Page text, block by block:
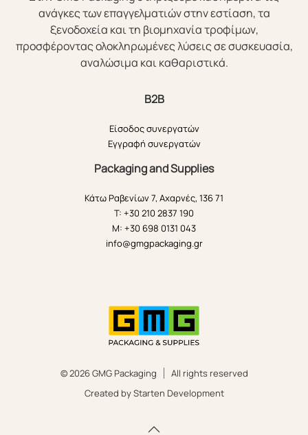
ανάγκες των επαγγελματιών στην εστίαση, τα
ξενοδοχεία και τη βιομηχανία τροφίμων,
προσφέροντας ολοκληρωμένες λύσεις σε συσκευασία,
αναλώσιμα και καθαριστικά.
B2B
Είσοδος συνεργατών
Εγγραφή συνεργατών
Packaging and Supplies
Κάτω Ραβενίων 7, Αχαρνές, 136 71
T: +30 210 2837 190
M: +30 698 0131 043
info@gmgpackaging.gr
© 2026 GMG Packaging
All rights reserved
Created by Starten Development